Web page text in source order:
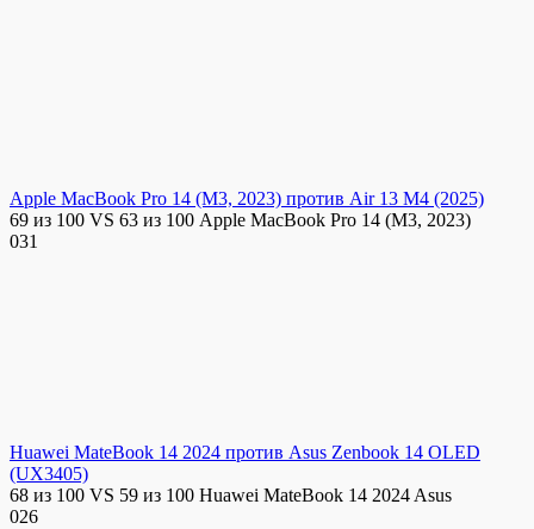
Apple MacBook Pro 14 (M3, 2023) против Air 13 M4 (2025)
69 из 100 VS 63 из 100 Apple MacBook Pro 14 (M3, 2023)
031
Huawei MateBook 14 2024 против Asus Zenbook 14 OLED
(UX3405)
68 из 100 VS 59 из 100 Huawei MateBook 14 2024 Asus
026